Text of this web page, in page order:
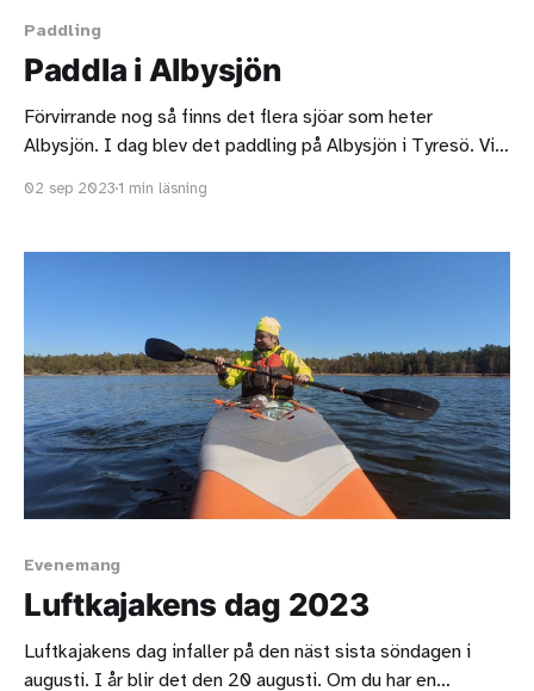
Paddling
Paddla i Albysjön
Förvirrande nog så finns det flera sjöar som heter
Albysjön. I dag blev det paddling på Albysjön i Tyresö. Vi
moturs. Det var häftigt att paddla under den nya bron som
När vi kom till Rundmarsviken kom
02 sep 20231 min läsning
Evenemang
Luftkajakens dag 2023
Luftkajakens dag infaller på den näst sista söndagen i
augusti. I år blir det den 20 augusti. Om du har en